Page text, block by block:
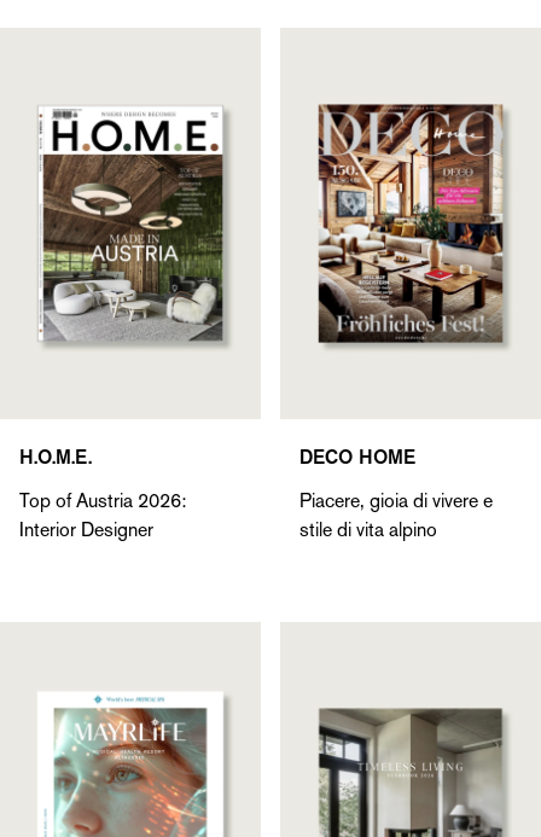
H.O.M.E.
Top of Austria 2026:
Interior Designer
DECO HOME
Piacere, gioia di vivere e
stile di vita alpino